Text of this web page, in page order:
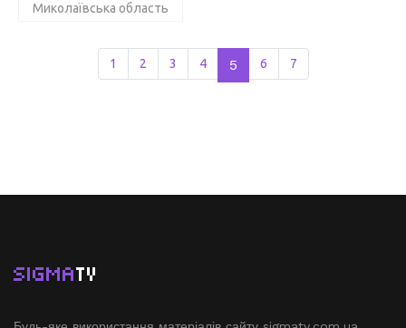
Миколаївська область
1 2 3 4 5 6 7
SIGMATV